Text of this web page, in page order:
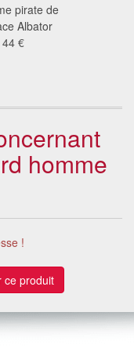
pirate de
Albator
44 €
homme
!
ce produit